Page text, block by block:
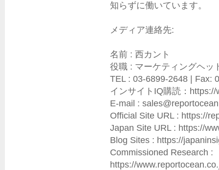
知らずに働いています。
メディア連絡先:
名前 : 西カント
役職 : マーケティングヘッ
TEL : 03-6899-2648 | Fax:
インサイトIQ購読：
E-mail :
Official Site URL : https://
Japan Site URL : https://
Blog Sites : https://
Commissioned Research :
https://